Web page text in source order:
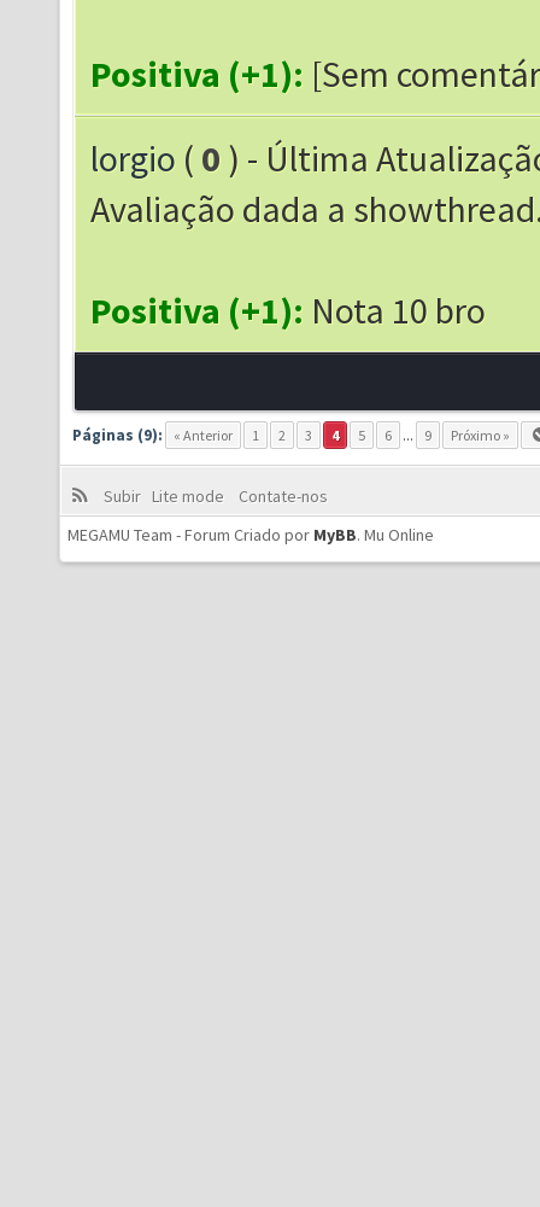
Positiva (+1): [Sem
lorgio ( 0 ) - Última
Avaliação dada a
Positiva (+1): Nota 10 bro
Páginas (9): « Anterior 1 2 3 4 5 6 ... 9 Próximo »
Subir Lite mode
Contate-nos
MEGAMU Team - Forum Criado por MyBB. Mu Online